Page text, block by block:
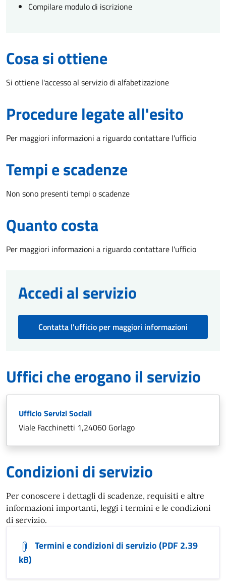
Compilare modulo di iscrizione
Cosa si ottiene
Si ottiene l'accesso al servizio di alfabetizazione
Procedure legate all'esito
Per maggiori informazioni a riguardo contattare l'ufficio
Tempi e scadenze
Non sono presenti tempi o scadenze
Quanto costa
Per maggiori informazioni a riguardo contattare l'ufficio
Accedi al servizio
Contatta l'ufficio per maggiori informazioni
Uffici che erogano il servizio
Ufficio Servizi Sociali
Viale Facchinetti 1,24060 Gorlago
Condizioni di servizio
Per conoscere i dettagli di scadenze, requisiti e altre
informazioni importanti, leggi i termini e le condizioni
di servizio.
Termini e condizioni di servizio (PDF 2.39
kB)